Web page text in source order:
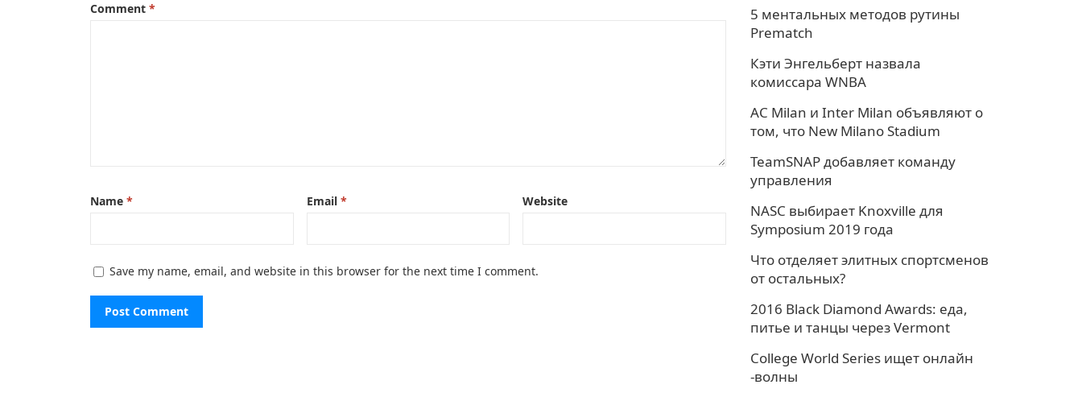
Comment *
Name * Email * Website
Save my name, email, and website in this browser for the next time I comment.
5 ментальных методов рутины
Prematch
Кэти Энгельберт назвала
комиссара WNBA
AC Milan и Inter Milan объявляют о
том, что New Milano Stadium
TeamSNAP добавляет команду
управления
NASC выбирает Knoxville для
Symposium 2019 года
Что отделяет элитных спортсменов
от остальных?
2016 Black Diamond Awards: еда,
питье и танцы через Vermont
College World Series ищет онлайн
-волны